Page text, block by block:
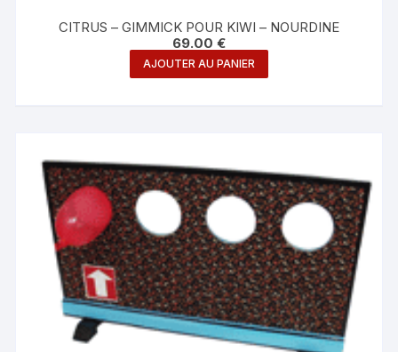
CITRUS – GIMMICK POUR KIWI – NOURDINE
69.00 €
AJOUTER AU PANIER